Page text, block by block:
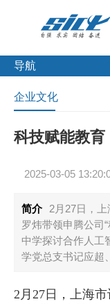
导航
企业文化
科技赋能教
2025-03-05
简介
2月27日，
罗炜带领申腾公司
中学探讨合作人工
学党总支书记应超
2月27日，上海